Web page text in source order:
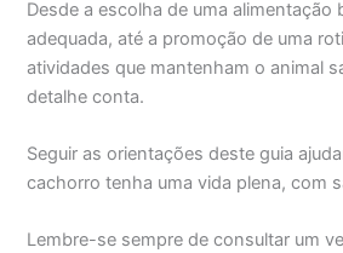
Desde a escolha de uma alimentação
adequada, até a promoção de uma
atividades que mantenham o animal
detalhe conta.
Seguir as orientações deste guia
cachorro tenha uma vida plena, com
Lembre-se sempre de consultar um